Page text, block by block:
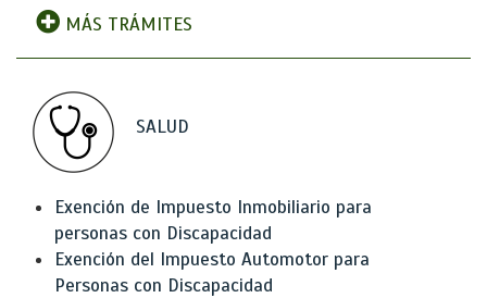
MÁS TRÁMITES
SALUD
Exención de Impuesto Inmobiliario para
personas con Discapacidad
Exención del Impuesto Automotor para
Personas con Discapacidad